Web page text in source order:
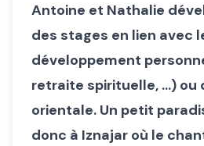
Antoine et Nathalie
des stages en lien avec
développement
retraite spirituelle, …) ou
orientale. Un petit
donc à Iznajar où le